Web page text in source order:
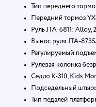
Тип переднего
Передний тормоз
Руль JTA-6811: Alloy,
Вынос руля JTA-
Регулируемый
Рулевая колонка
Седло K-310, Kids
Подседельный
Тип педалей